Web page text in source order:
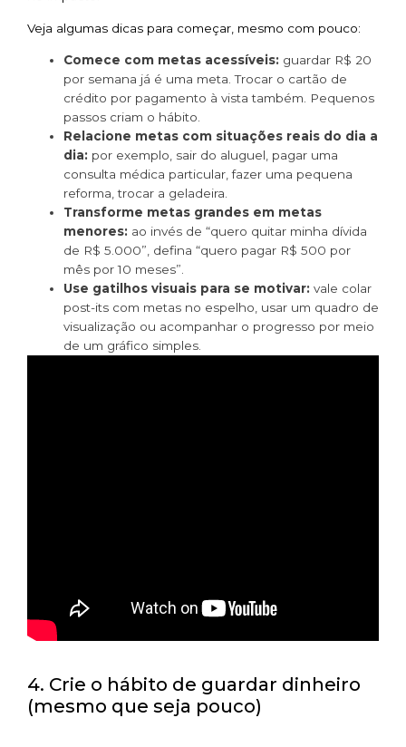
Veja algumas dicas para começar, mesmo com pouco:
Comece com metas acessíveis: guardar R$ 20
por semana já é uma meta. Trocar o cartão de
crédito por pagamento à vista também. Pequenos
passos criam o hábito.
Relacione metas com situações reais do dia a
dia: por exemplo, sair do aluguel, pagar uma
consulta médica particular, fazer uma pequena
reforma, trocar a geladeira.
Transforme metas grandes em metas
menores: ao invés de “quero quitar minha dívida
de R$ 5.000”, defina “quero pagar R$ 500 por
mês por 10 meses”.
Use gatilhos visuais para se motivar: vale colar
post-its com metas no espelho, usar um quadro de
visualização ou acompanhar o progresso por meio
de um gráfico simples.
4. Crie o hábito de guardar dinheiro
(mesmo que seja pouco)